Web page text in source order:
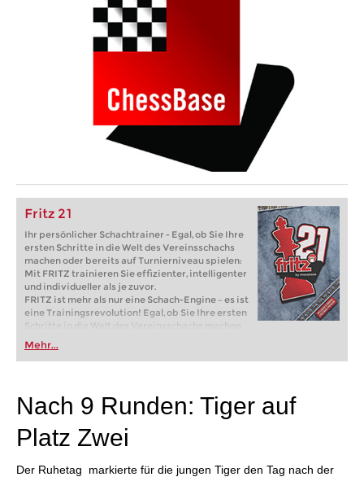
Fritz 21
Ihr persönlicher Schachtrainer - Egal, ob Sie Ihre
ersten Schritte in die Welt des Vereinsschachs
machen oder bereits auf Turnierniveau spielen:
Mit FRITZ trainieren Sie effizienter, intelligenter
und individueller als je zuvor.
FRITZ ist mehr als nur eine Schach-Engine – es ist
eine Trainingsrevolution! Egal, ob Sie Ihre ersten
Schritte in die Welt des Vereinsschachs machen
oder bereits auf Turnierniveau spielen: Mit
FRITZ trainieren Sie effizienter, intelligenter und
individueller als je zuvor.
Mehr...
Nach 9 Runden: Tiger auf
Platz Zwei
Der Ruhetag markierte für die jungen Tiger den Tag nach der